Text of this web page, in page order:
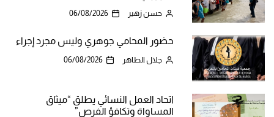
حسن زهير 06/08/2026
حضور المحامي جوهري وليس مجرد إجراء
جلال الطاهر 06/08/2026
اتحاد العمل النسائي يطلق “ميثاق
المساواة وتكافؤ الفرص”